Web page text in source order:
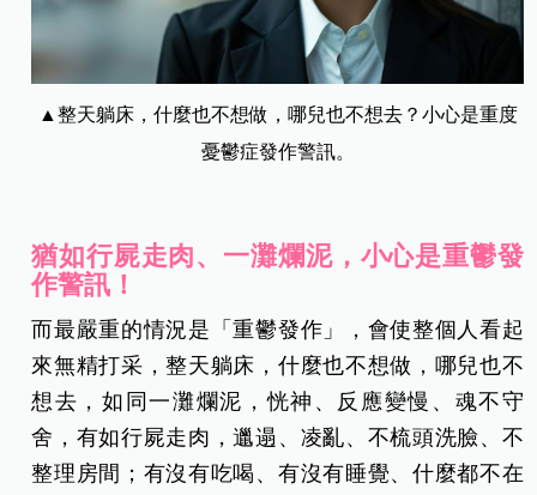
▲整天躺床，什麼也不想做，哪兒也不想去？小心是重度
憂鬱症發作警訊。
猶如行屍走肉、一灘爛泥，小心是重鬱發
作警訊！
而最嚴重的情況是「重鬱發作」，會使整個人看起
來無精打采，整天躺床，什麼也不想做，哪兒也不
想去，如同一灘爛泥，恍神、反應變慢、魂不守
舍，有如行屍走肉，邋遢、凌亂、不梳頭洗臉、不
整理房間；有沒有吃喝、有沒有睡覺、什麼都不在